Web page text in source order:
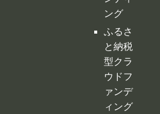
ィング
不動産
クラウ
ドファ
ンディ
ング
投資型